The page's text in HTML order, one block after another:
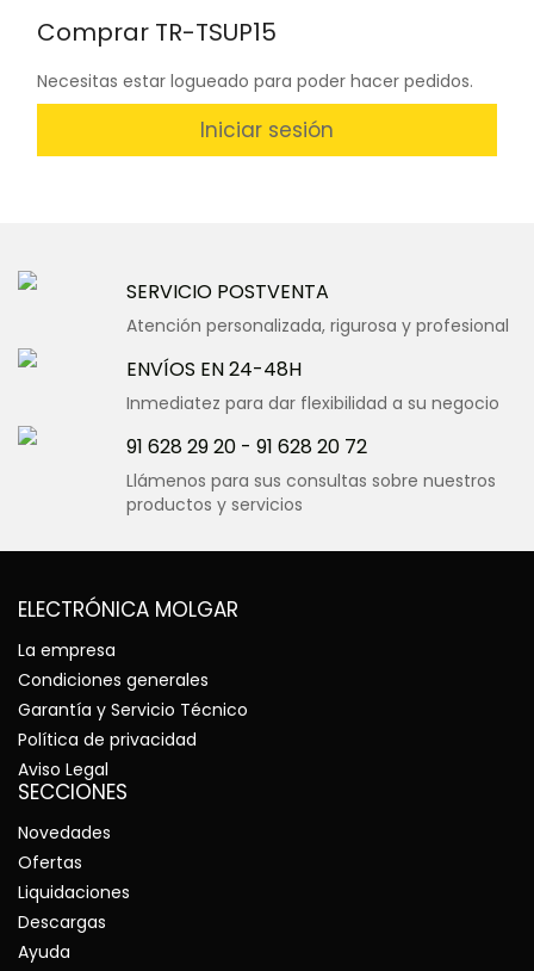
Comprar TR-TSUP15
Necesitas estar logueado para poder hacer pedidos.
Iniciar sesión
SERVICIO POSTVENTA
Atención personalizada, rigurosa y profesional
ENVÍOS EN 24-48H
Inmediatez para dar flexibilidad a su negocio
91 628 29 20- 91 628 20 72
Llámenos para sus consultas sobre nuestros
productos y servicios
ELECTRÓNICA MOLGAR
La empresa
Condiciones generales
Garantía y Servicio Técnico
Política de privacidad
Aviso Legal
SECCIONES
Novedades
Ofertas
Liquidaciones
Descargas
Ayuda